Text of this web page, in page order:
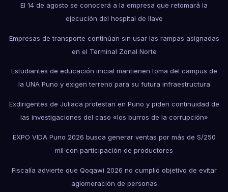
El 14 de agosto se conocerá a la empresa que retomará la
ejecución del hospital de Ilave
Empresas de transporte continúan sin usar las rampas asignadas
en el Terminal Zonal Norte
Estudiantes de educación inicial mantienen toma del campus de
la UNA Puno y exigen terreno para su futura infraestructura
Exdirigentes de Juliaca protestan en Puno y piden continuidad de
las investigaciones del caso «los burros de la corrupción»
EXPO VIDA Puno 2026 busca generar ventas por más de S/250
mil con participación de productores
Fiscalía advierte que Qoqawi 2026 no cumplió objetivo de evitar
aglomeración de personas